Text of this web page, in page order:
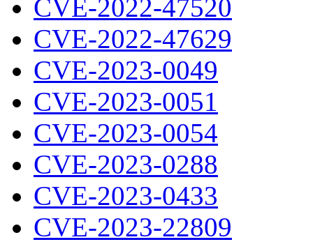
CVE-2022-47520
CVE-2022-47629
CVE-2023-0049
CVE-2023-0051
CVE-2023-0054
CVE-2023-0288
CVE-2023-0433
CVE-2023-22809